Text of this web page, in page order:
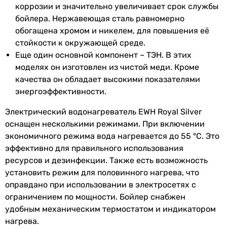
Высота
860 мм
875 мм
Ширина
433 мм
470 мм
Глубина
255 мм
Цвет
серый
белый
Вес
14 кг
22 кг
Габариты в упаковке
Высота в упаковке
950 мм
Примечание
Подробные рекомендации по
техническому обслуживанию
(ТО) и по срокам замены анода
находятся в гарантийном
талоне или в инструкции по
эксплуатации. При
несоблюдении указанных
правил, гарантийные
обязательства не
поддерживаются сервисным
центром.
Увидели ошибку в описании или характеристиках?
Сообщите нам об этом!
Сообщить об ошибке
Характеристики, комплектация и фотографии Electrolux EWH
50 Royal Silver носят ознакомительный характер и могут
изменяться производителем без уведомления. Магазин не
коррозии и значительно увеличивает срок службы
бойлера. Нержавеющая сталь равномерно
обогащена хромом и никелем, для повышения её
стойкости к окружающей среде.
Еще один основной компонент – ТЭН. В этих
моделях он изготовлен из чистой меди. Кроме
качества он обладает высокими показателями
энергоэффективности.
Электрический водонагреватель EWH Royal Silver
оснащен несколькими режимами. При включении
экономичного режима вода нагревается до 55 °С. Это
эффективно для правильного использования
ресурсов и дезинфекции. Также есть возможность
установить режим для половинного нагрева, что
оправдано при использовании в электросетях с
ограничением по мощности. Бойлер снабжен
удобным механическим термостатом и индикатором
нагрева.